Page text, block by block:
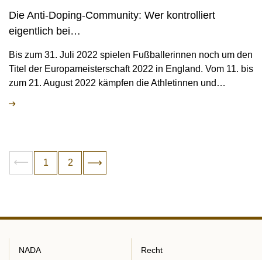
Die Anti-Doping-Community: Wer kontrolliert
eigentlich bei…
Bis zum 31. Juli 2022 spielen Fußballerinnen noch um den
Titel der Europameisterschaft 2022 in England. Vom 11. bis
zum 21. August 2022 kämpfen die Athletinnen und…
vorheriges
Aktuelle Seite
1 Gehe zur Seite
2 nächstes
NADA Recht